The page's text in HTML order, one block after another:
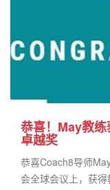
恭喜！May教
卓越奖
恭喜Coach8导师
会全球会议上，获